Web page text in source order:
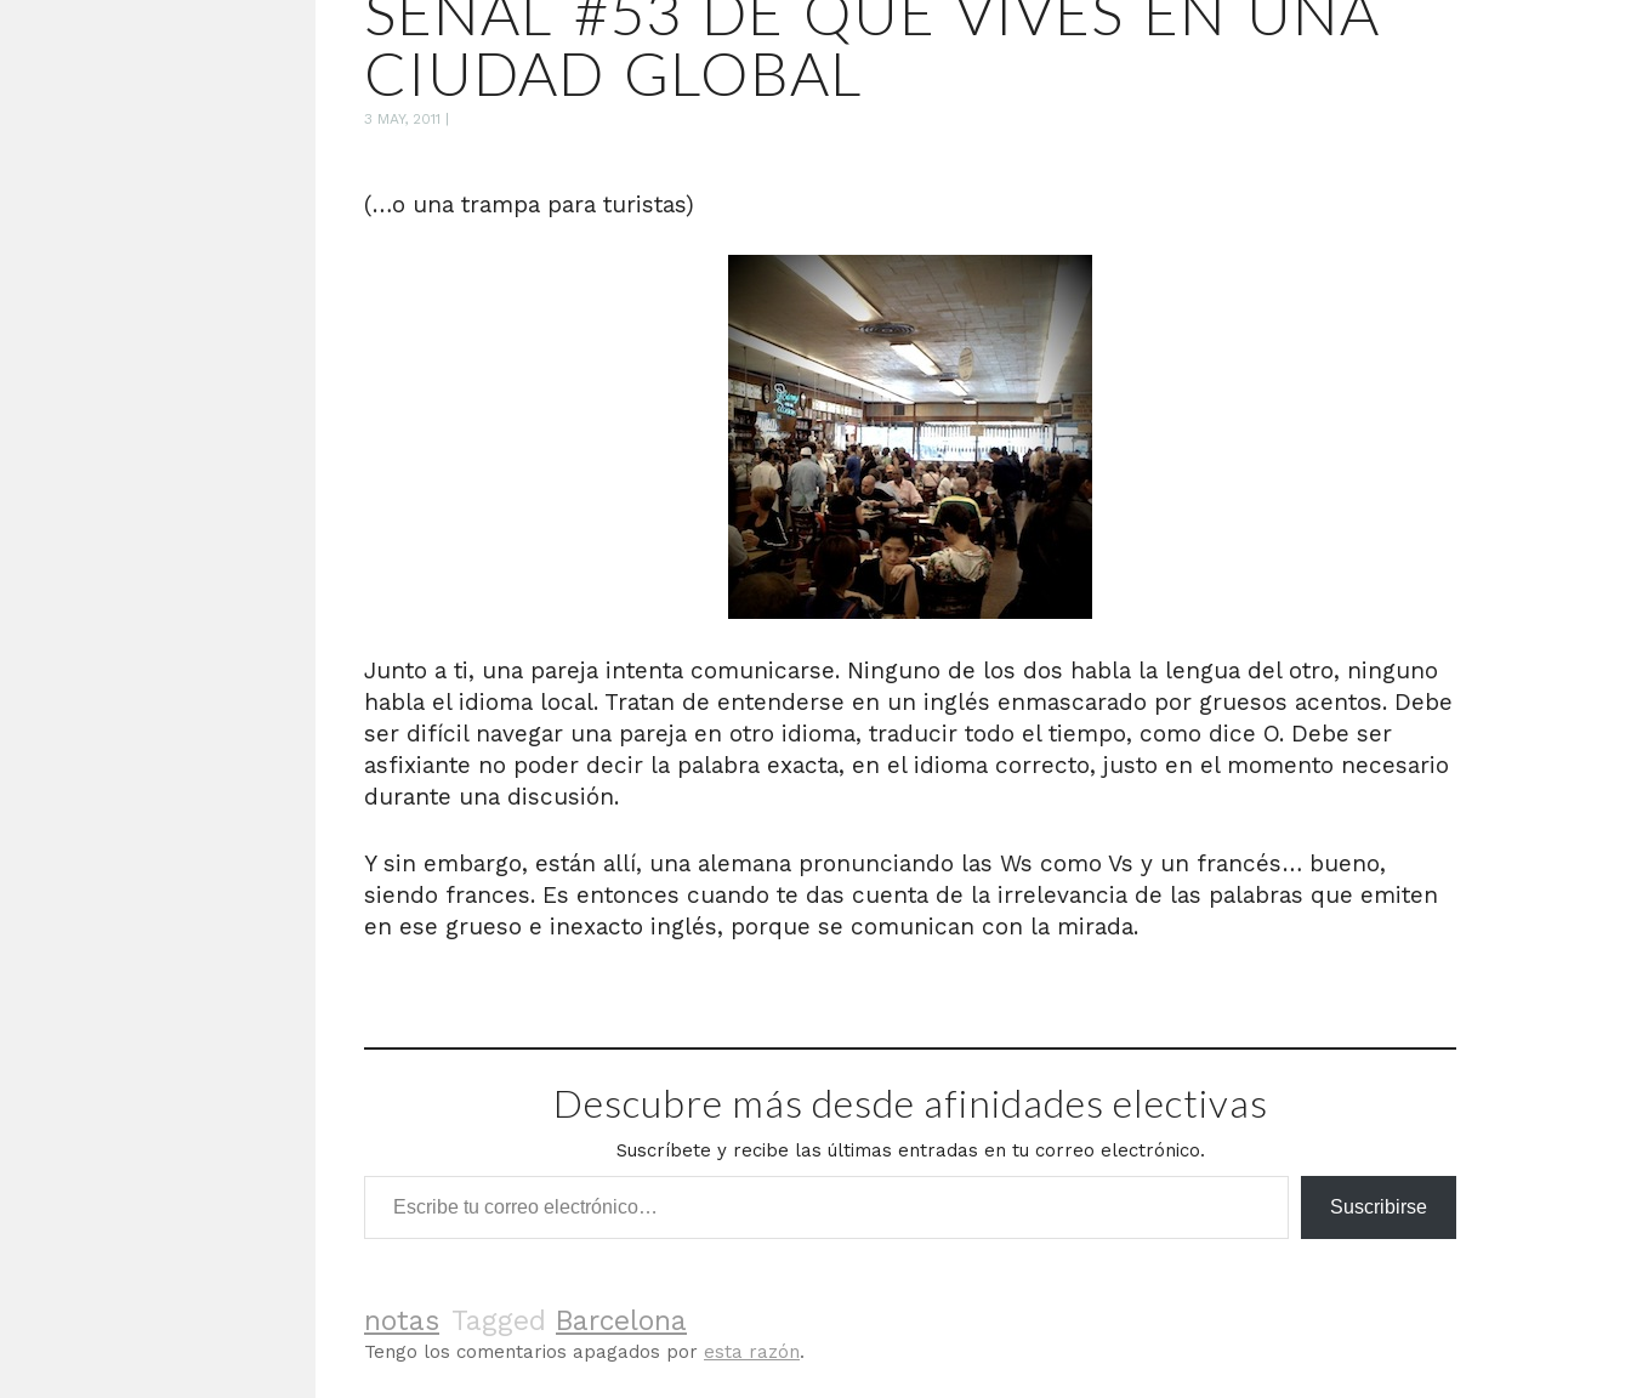
CIUDAD GLOBAL
3 MAY, 2011 |
(…o una trampa para turistas)
Junto a ti, una pareja intenta comunicarse. Ninguno de los dos habla la lengua del otro, ninguno
habla el idioma local. Tratan de entenderse en un inglés enmascarado por gruesos acentos. Debe
ser difícil navegar una pareja en otro idioma, traducir todo el tiempo, como dice O. Debe ser
asfixiante no poder decir la palabra exacta, en el idioma correcto, justo en el momento necesario
durante una discusión.
Y sin embargo, están allí, una alemana pronunciando las Ws como Vs y un francés… bueno,
siendo frances. Es entonces cuando te das cuenta de la irrelevancia de las palabras que emiten
en ese grueso e inexacto inglés, porque se comunican con la mirada.
Descubre más desde afinidades electivas
Suscríbete y recibe las últimas entradas en tu correo electrónico.
Escribe tu correo electrónico…
Suscribirse
notas Tagged Barcelona
Tengo los comentarios apagados por esta razón.